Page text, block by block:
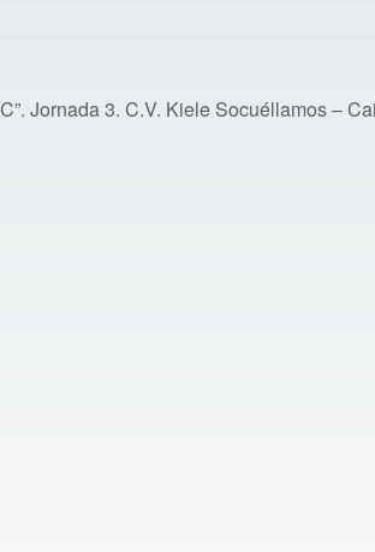
Jornada 3. C.V. Kiele Socuéllamos –